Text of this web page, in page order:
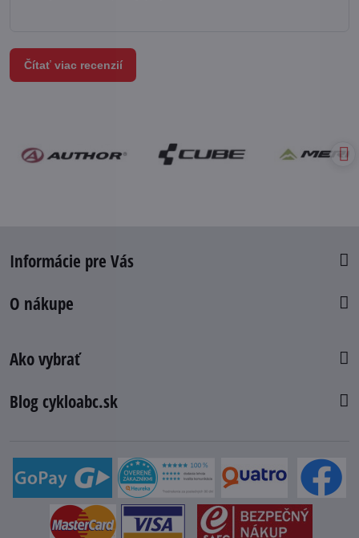
Čítať viac recenzií
Informácie pre Vás
O nákupe
Ako vybrať
Blog cykloabc.sk